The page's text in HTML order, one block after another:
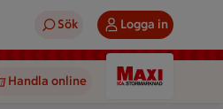
Sök Logga in
Handla online